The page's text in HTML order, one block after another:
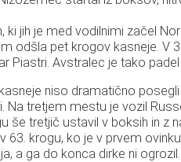
ki jih je med vodilnimi začel
odšla pet krogov kasneje. V
Piastri. Avstralec je tako
niso dramatično
Na tretjem mestu je vozil
še tretjič ustavil v boksih in
63. krogu, ko je v prvem
a ga do konca dirke ni ogrozil.